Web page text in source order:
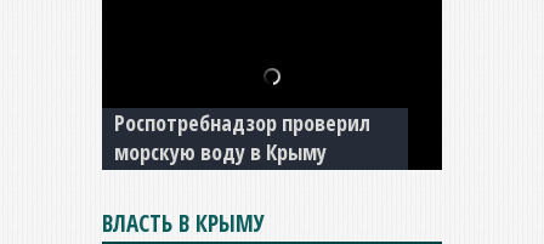
Роспотребнадзор проверил
морскую воду в Крыму
В Крыму у жителя Саки
изъяли автомобиль —
накопил долги по штрафам
ГИБДД
ВЛАСТЬ В КРЫМУ